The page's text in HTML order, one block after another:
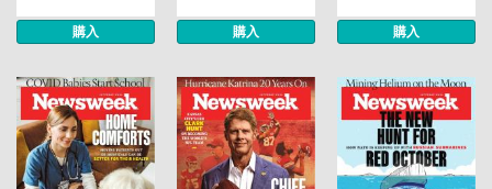
購入 購入 購入